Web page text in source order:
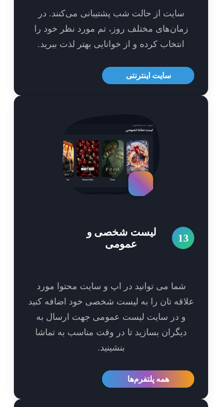
سایت از حالت شب پشتیبانی می‌کنند. در
مختلف روز، تم مورد نظر خود را
انتخاب کرده و از خوانایی بهتر لذت ببرید.
سایت اینترنتی
لیست شخصی و
عمومی
شما می توانید در اپ و سایت محتوا مورد
تان را به لیست شخصی خود اضافه کنید
و در سایت لیست عمومی جهت ارسال به
دیگران بسازید تا در وقت مناسب به تماشا
همه پلتفرم‌ها